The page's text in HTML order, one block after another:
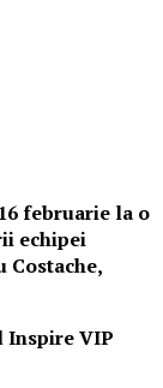
februarie la o
echipei
Costache,
Inspire VIP